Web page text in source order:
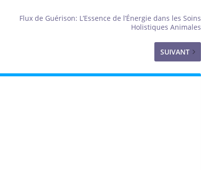
Flux de Guérison: L’Essence de l’Énergie dans les Soins
Holistiques Animales
SUIVANT